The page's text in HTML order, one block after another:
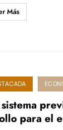
Más
para el